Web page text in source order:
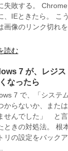
失敗する。
、IEときたら。 こ
画像のリンク切れ
読む
7 が、レジス
なったら
7 で、「システ
からないか、また
せんでした」 と言
ときの対処法。 根
リの設定をバック